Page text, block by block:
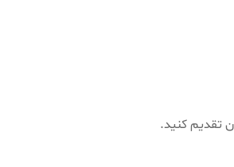
تقدیم کنید.